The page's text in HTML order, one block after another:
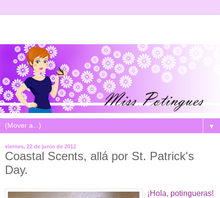
▼
viernes, 22 de junio de 2012
Coastal Scents, allá por St. Patrick's
Day.
¡Hola, potingueras!